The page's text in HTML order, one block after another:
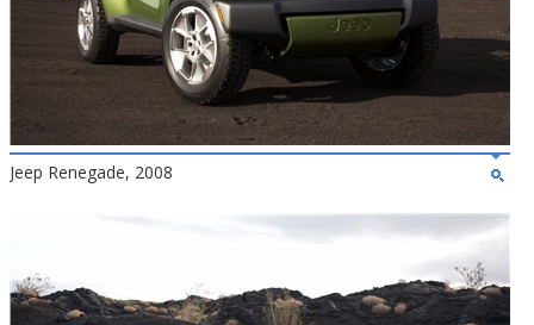
Jeep Renegade, 2008